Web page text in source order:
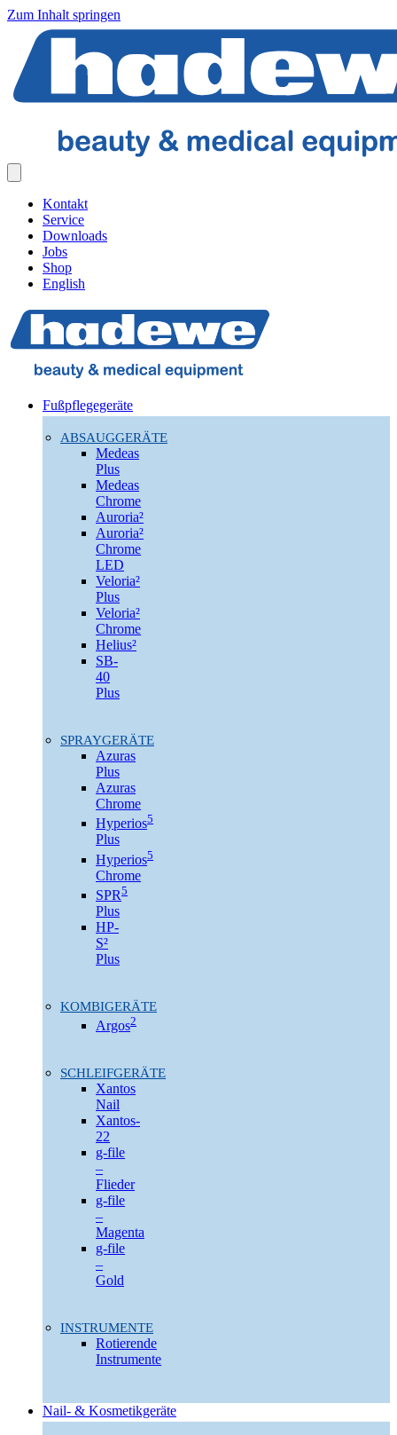
Zum Inhalt springen
Kontakt
Service
Downloads
Jobs
Shop
English
Fußpflegegeräte
ABSAUGGERÄTE
Medeas
Plus
Medeas
Chrome
Auroria²
Auroria²
Chrome
LED
Veloria²
Plus
Veloria²
Chrome
Helius²
SB-
40
Plus
SPRAYGERÄTE
Azuras
Plus
Azuras
Chrome
Hyperios5
Plus
Hyperios5
Chrome
SPR5
Plus
HP-
S²
Plus
KOMBIGERÄTE
Argos2
SCHLEIFGERÄTE
Xantos
Nail
Xantos-
22
g-file
–
Flieder
g-file
–
Magenta
g-file
–
Gold
INSTRUMENTE
Rotierende
Instrumente
Nail- & Kosmetikgeräte